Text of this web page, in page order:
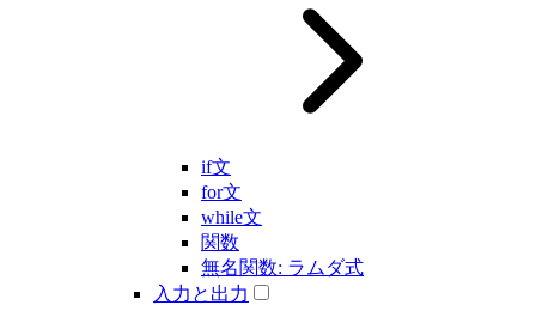
if文
for文
while文
関数
無名関数: ラムダ式
入力と出力